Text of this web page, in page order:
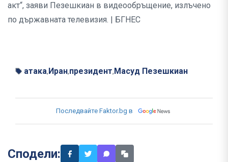
акт“, заяви Пезешкиан в видеообръщение, излъчено
по държавната телевизия. | БГНЕС
атака, Иран,президент, Масуд Пезешкиан
Последвайте Faktor.bg в
Сподели: